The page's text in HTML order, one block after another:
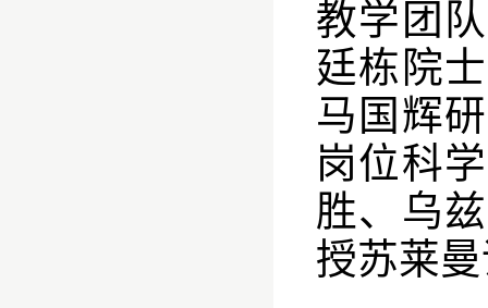
教学团
廷栋院
马国辉
岗位科
胜、乌
授苏莱